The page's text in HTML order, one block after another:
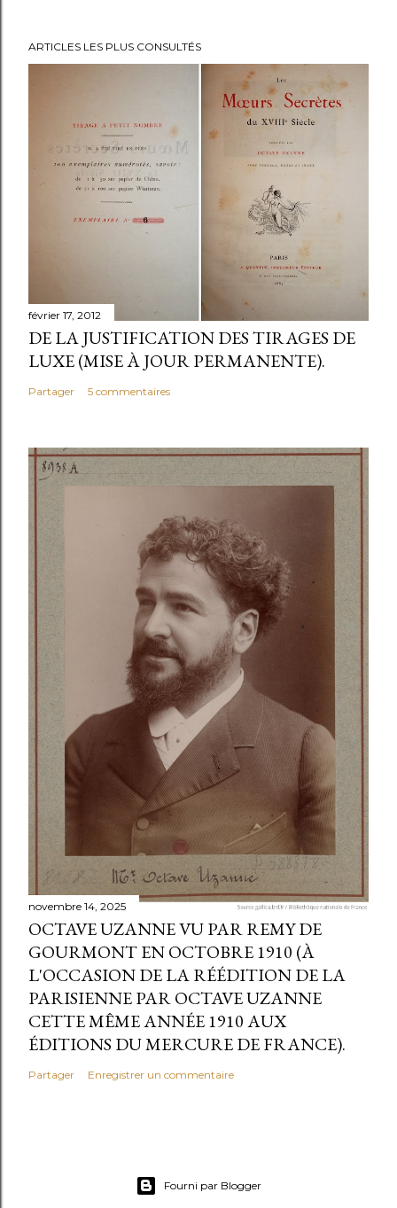
ARTICLES LES PLUS CONSULTÉS
février 17, 2012
DE LA JUSTIFICATION DES TIRAGES DE
LUXE (MISE À JOUR PERMANENTE).
Partager 5 commentaires
novembre 14, 2025
OCTAVE UZANNE VU PAR REMY DE
GOURMONT EN OCTOBRE 1910 (À
L'OCCASION DE LA RÉÉDITION DE LA
PARISIENNE PAR OCTAVE UZANNE
CETTE MÊME ANNÉE 1910 AUX
ÉDITIONS DU MERCURE DE FRANCE).
Partager Enregistrer un commentaire
Fourni par Blogger